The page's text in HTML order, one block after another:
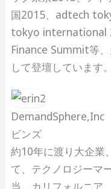
国2015、adtech
tokyo international
Finance Summit等
して登壇しています。
DemandSphere,Inc
ビンズ
約10年に渡り大企業
て、テクノロジーマ
当。カリフォルニア